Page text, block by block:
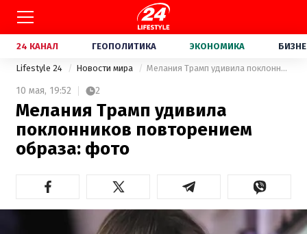
24 КАНАЛ ГЕОПОЛИТИКА ЭКОНОМИКА
Lifestyle 24 Новости мира Мелания Трамп удивила поклонников повторением образа: фото
10 мая, 19:52 2
Мелания Трамп удивила
поклонников повторением
образа: фото